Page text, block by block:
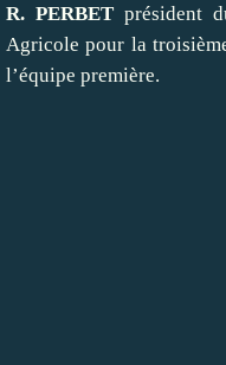
R. PERBET président
Agricole pour la
l’équipe première.